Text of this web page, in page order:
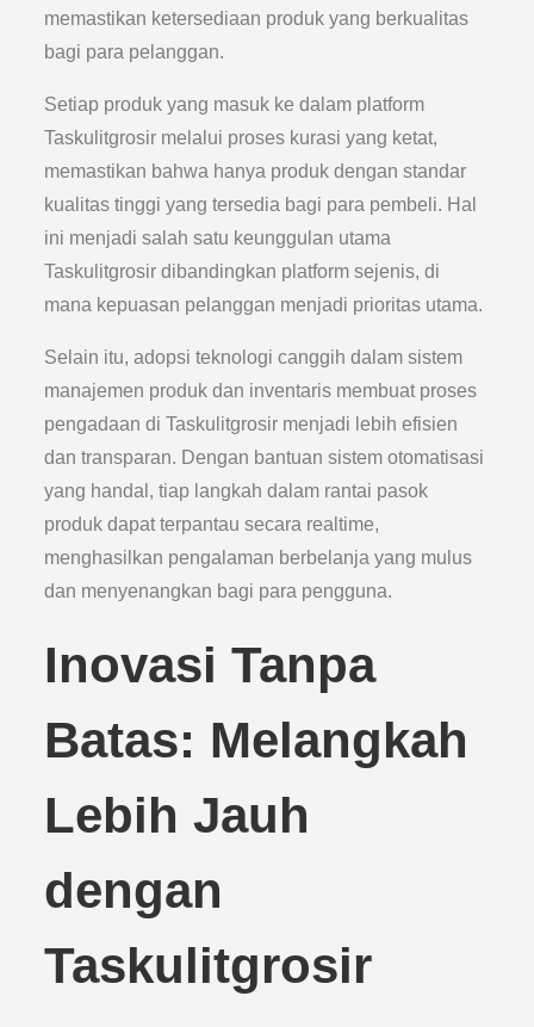
memastikan ketersediaan produk yang berkualitas
bagi para pelanggan.
Setiap produk yang masuk ke dalam platform
Taskulitgrosir melalui proses kurasi yang ketat,
memastikan bahwa hanya produk dengan standar
kualitas tinggi yang tersedia bagi para pembeli. Hal
ini menjadi salah satu keunggulan utama
Taskulitgrosir dibandingkan platform sejenis, di
mana kepuasan pelanggan menjadi prioritas utama.
Selain itu, adopsi teknologi canggih dalam sistem
manajemen produk dan inventaris membuat proses
pengadaan di Taskulitgrosir menjadi lebih efisien
dan transparan. Dengan bantuan sistem otomatisasi
yang handal, tiap langkah dalam rantai pasok
produk dapat terpantau secara realtime,
menghasilkan pengalaman berbelanja yang mulus
dan menyenangkan bagi para pengguna.
Inovasi Tanpa
Batas: Melangkah
Lebih Jauh
dengan
Taskulitgrosir